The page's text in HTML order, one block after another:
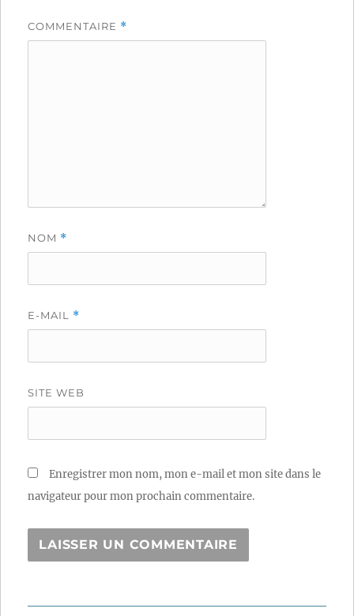
COMMENTAIRE *
NOM *
E-MAIL *
SITE WEB
Enregistrer mon nom, mon e-mail et mon site dans le
navigateur pour mon prochain commentaire.